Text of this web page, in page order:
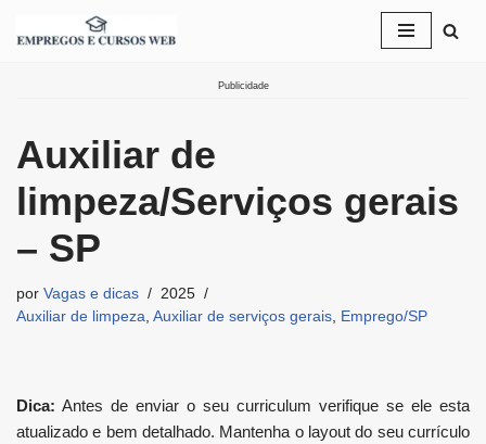
Publicidade
Auxiliar de
limpeza/Serviços gerais
– SP
por Vagas e dicas
2025
Auxiliar de limpeza Auxiliar de serviços gerais Emprego/SP
Dica: Antes de enviar o seu curriculum verifique se ele esta
atualizado e bem detalhado. Mantenha o layout do seu currículo